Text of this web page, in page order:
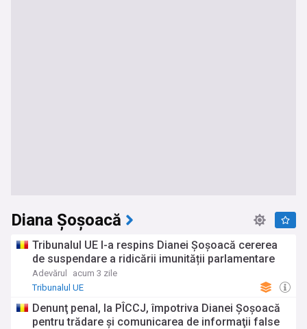
Diana Șoșoacă
Tribunalul UE I-a respins Dianei Șoșoacă cererea
de suspendare a ridicării imunității parlamentare
Adevărul
acum 3 zile
Tribunalul UE
Denunţ penal, la PÎCCJ, împotriva Dianei Şoşoacă
pentru trădare şi comunicarea de informaţii false